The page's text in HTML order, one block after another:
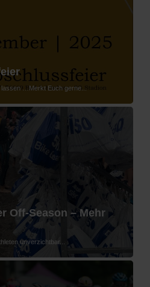
…Merkt Euch gerne...
Off-Season – Mehr
unverzichtbar...